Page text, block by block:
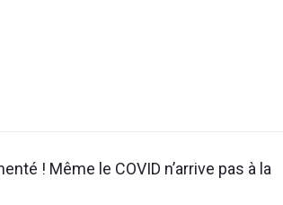
! Même le COVID n’arrive pas à la